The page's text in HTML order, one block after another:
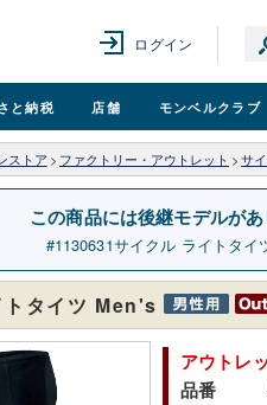
ログイン
と納税 店舗 モンベルクラブ
ストア > ファクトリー・アウトレット > サ
この商品には後継モデルがあ
1130631サイクル ライトタイ
タイツ Men's
アウトレ
品番